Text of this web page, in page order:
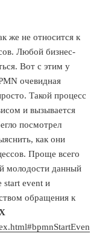
же не относится к
Любой бизнес-
Вот с этим у
очевидная
Такой процесс
и вызывается
посмотрел
как они
Проще всего
молодости данный
start event и
обращения к